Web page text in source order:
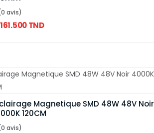
avis)
161.500 TND
Magnetique SMD 48W 48V Noir
120CM
avis)